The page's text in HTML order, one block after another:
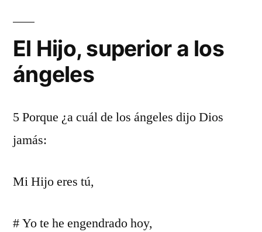
El Hijo, superior a los
ángeles
5 Porque ¿a cuál de los ángeles dijo Dios
jamás:
Mi Hijo eres tú,
# Yo te he engendrado hoy,